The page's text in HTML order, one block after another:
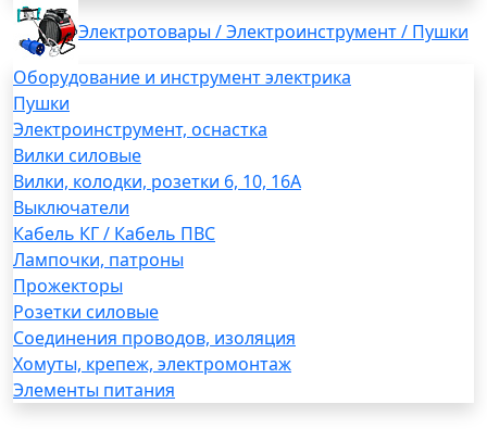
Электротовары / Электроинструмент / Пушки
Оборудование и инструмент электрика
Пушки
Электроинструмент, оснастка
Вилки силовые
Вилки, колодки, розетки 6, 10, 16А
Выключатели
Кабель КГ / Кабель ПВС
Лампочки, патроны
Прожекторы
Розетки силовые
Соединения проводов, изоляция
Хомуты, крепеж, электромонтаж
Элементы питания